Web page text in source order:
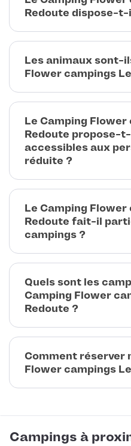
Redoute dispose-
Les animaux sont-
Flower campings
Le Camping
Redoute propose-
accessibles aux
réduite ?
Le Camping
Redoute fait-il
campings ?
Quels sont les
Camping Flower
Redoute ?
Comment réserver
Flower campings
Campings à